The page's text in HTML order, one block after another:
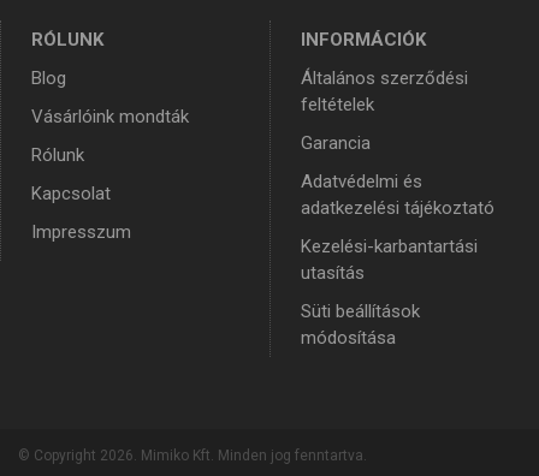
RÓLUNK
Blog
Vásárlóink mondták
Rólunk
Kapcsolat
Impresszum
INFORMÁCIÓK
Általános szerződési
feltételek
Garancia
Adatvédelmi és
adatkezelési tájékoztató
Kezelési-karbantartási
utasítás
Süti beállítások
módosítása
© Copyright 2026. Mimiko Kft. Minden jog fenntartva.